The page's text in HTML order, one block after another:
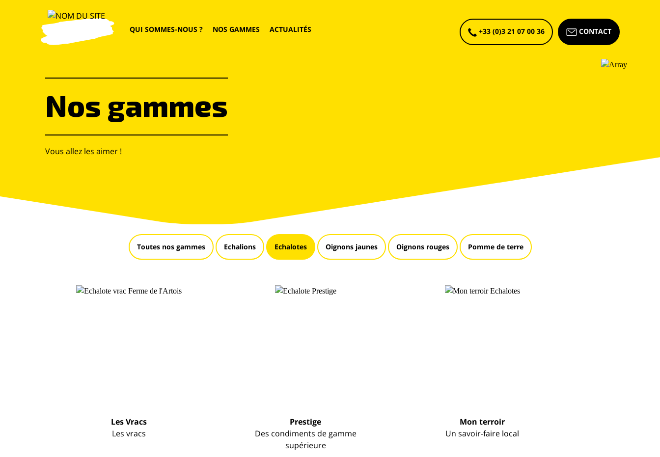
QUI SOMMES-NOUS ? NOS GAMMES ACTUALITÉS +33 (0)3 21 07 00 36 CONTACT
Nos gammes
Vous allez les aimer !
Toutes nos gammes Echalions Echalotes Oignons jaunes Oignons rouges Pomme de terre
Les Vracs
Les vracs
Prestige
Des condiments de gamme
supérieure
Mon terroir
Un savoir-faire local